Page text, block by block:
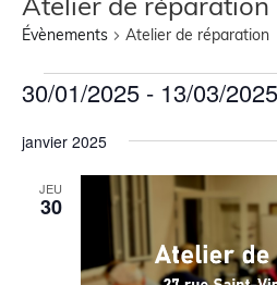
Évènements Atelier de réparation
30/01/2025 - 13/03/2025
une
date.
janvier 2025
JEU
30